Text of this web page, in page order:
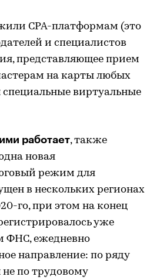
CPA-платформам (это
и специалистов
представляющее прием
на карты любых
виртуальные
работает, также
новая
режим для
в нескольких регионах
го, при этом на конец
уже
ФНС, ежедневно
направление: по ряду
по трудовому